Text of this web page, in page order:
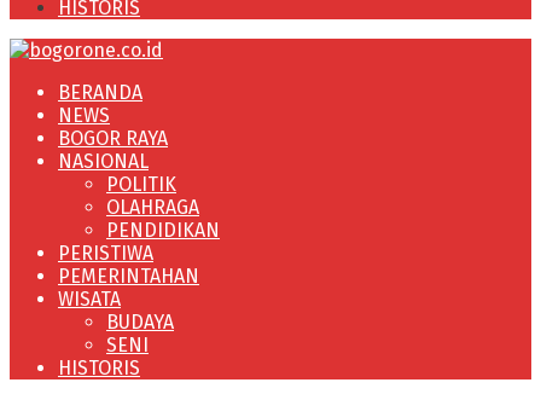
HISTORIS
BERANDA
NEWS
BOGOR RAYA
NASIONAL
POLITIK
OLAHRAGA
PENDIDIKAN
PERISTIWA
PEMERINTAHAN
WISATA
BUDAYA
SENI
HISTORIS